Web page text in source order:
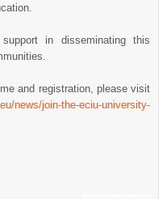
in disseminating this
and registration, please visit
news/join-the-eciu-university-